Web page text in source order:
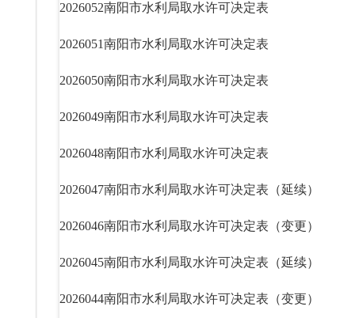
2026052南阳市水利局取水许可决定表
2026051南阳市水利局取水许可决定表
2026050南阳市水利局取水许可决定表
2026049南阳市水利局取水许可决定表
2026048南阳市水利局取水许可决定表
2026047南阳市水利局取水许可决定表（延续）
2026046南阳市水利局取水许可决定表（变更）
2026045南阳市水利局取水许可决定表（延续）
2026044南阳市水利局取水许可决定表（变更）